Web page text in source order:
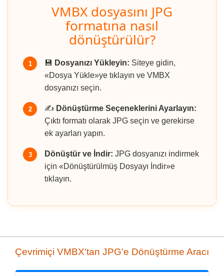
VMBX dosyasını JPG
formatına nasıl
dönüştürülür?
1 💾 Dosyanızı Yükleyin: Siteye gidin,
«Dosya Yükle»ye tıklayın ve VMBX
dosyanızı seçin.
2 ✍️ Dönüştürme Seçeneklerini Ayarlayın:
Çıktı formatı olarak JPG seçin ve gerekirse
ek ayarları yapın.
3 Dönüştür ve İndir: JPG dosyanızı indirmek
için «Dönüştürülmüş Dosyayı İndir»e
tıklayın.
Çevrimiçi VMBX'tan JPG'e Dönüştürme Aracı